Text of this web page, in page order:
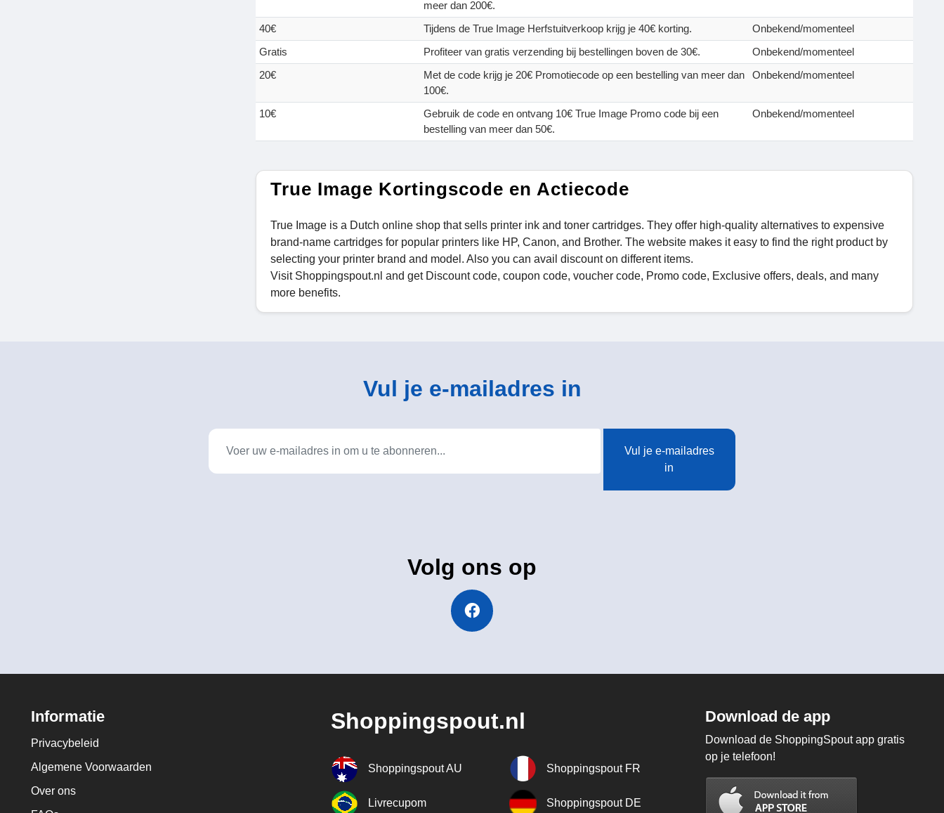
meer dan 200€.
40€ Tijdens de True Image Herfstuitverkoop krijg je 40€ korting.
Onbekend/momenteel
Gratis
Profiteer van gratis verzending bij bestellingen boven de 30€.
Onbekend/momenteel
20€
Met de code krijg je 20€ Promotiecode op een bestelling van meer dan
100€.
Onbekend/momenteel
10€
Gebruik de code en ontvang 10€ True Image Promo code bij een
bestelling van meer dan 50€.
Onbekend/momenteel
True Image Kortingscode en Actiecode
True Image is a Dutch online shop that sells printer ink and toner cartridges. They offer high-quality alternatives to expensive
brand-name cartridges for popular printers like HP, Canon, and Brother. The website makes it easy to find the right product by
selecting your printer brand and model. Also you can avail discount on different items.
Visit Shoppingspout.nl and get Discount code, coupon code, voucher code, Promo code, Exclusive offers, deals, and many
more benefits.
Vul je e-mailadres in
Vul je e-mailadres
in
Volg ons op
Informatie
Privacybeleid
Algemene Voorwaarden
Over ons
Shoppingspout.nl
Shoppingspout AU Shoppingspout FR
Livrecupom Shoppingspout DE
Download de app
Download de ShoppingSpout app gratis
op je telefoon!